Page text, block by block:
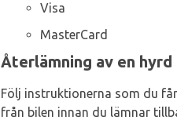
Visa
MasterCard
Återlämning av en
Följ instruktionerna som du
från bilen innan du lämnar